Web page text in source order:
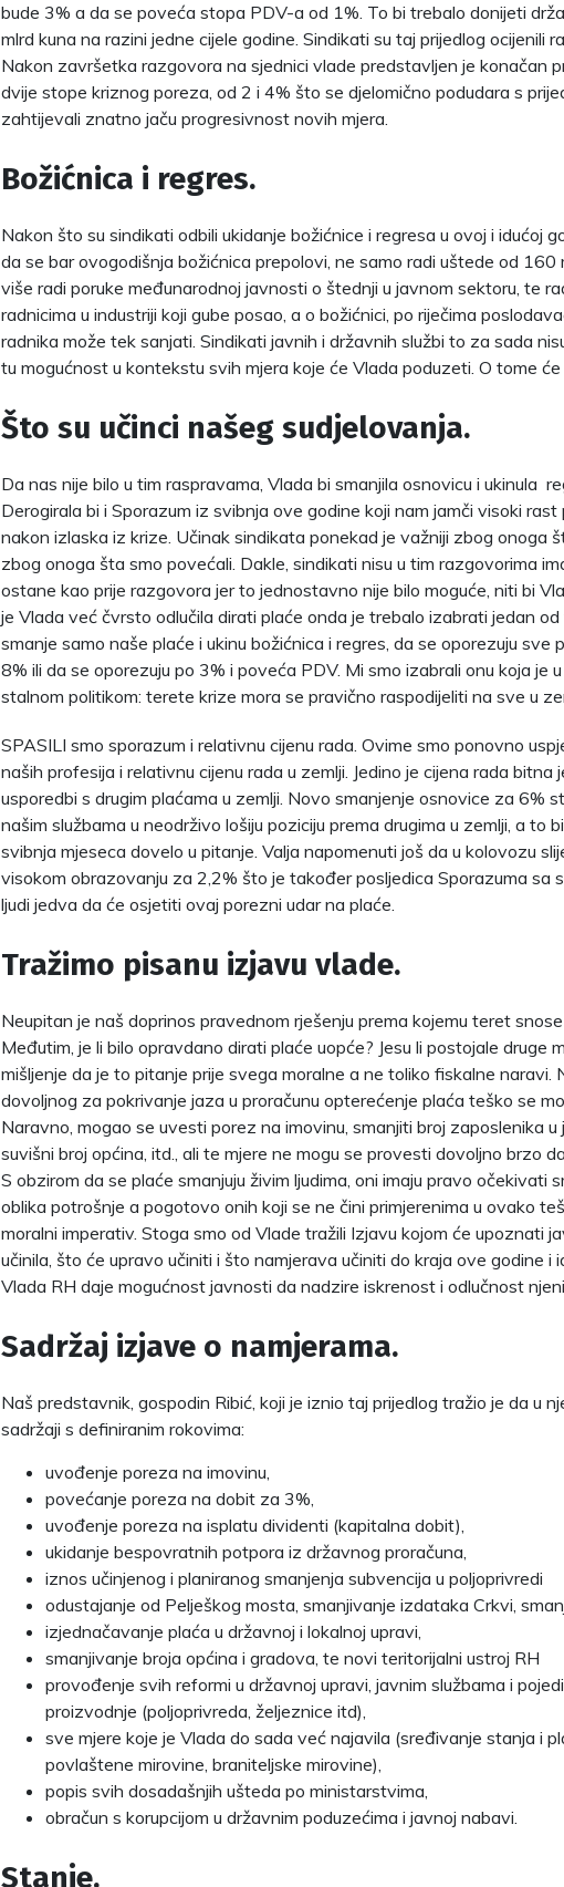
bude 3% a da se poveća stopa PDV-a od 1%. To bi trebalo donijeti
mlrd kuna na razini jedne cijele godine. Sindikati su taj prijedlog ocijenili
Nakon završetka razgovora na sjednici vlade predstavljen je konačan
dvije stope kriznog poreza, od 2 i 4% što se djelomično podudara s
zahtijevali znatno jaču progresivnost novih mjera.
Božićnica i regres.
Nakon što su sindikati odbili ukidanje božićnice i regresa u ovoj i idućoj
da se bar ovogodišnja božićnica prepolovi, ne samo radi uštede od 160
više radi poruke međunarodnoj javnosti o štednji u javnom sektoru, te
radnicima u industriji koji gube posao, a o božićnici, po riječima
radnika može tek sanjati. Sindikati javnih i državnih službi to za sada
tu mogućnost u kontekstu svih mjera koje će Vlada poduzeti. O tome
Što su učinci našeg sudjelovanja.
Da nas nije bilo u tim raspravama, Vlada bi smanjila osnovicu i ukinula
Derogirala bi i Sporazum iz svibnja ove godine koji nam jamči visoki
nakon izlaska iz krize. Učinak sindikata ponekad je važniji zbog onoga
zbog onoga šta smo povećali. Dakle, sindikati nisu u tim razgovorima
ostane kao prije razgovora jer to jednostavno nije bilo moguće, niti bi
je Vlada već čvrsto odlučila dirati plaće onda je trebalo izabrati jedan od
smanje samo naše plaće i ukinu božićnica i regres, da se oporezuju sve
8% ili da se oporezuju po 3% i poveća PDV. Mi smo izabrali onu koja je
stalnom politikom: terete krize mora se pravično raspodijeliti na sve u
SPASILI smo sporazum i relativnu cijenu rada. Ovime smo ponovno
naših profesija i relativnu cijenu rada u zemlji. Jedino je cijena rada bitna
usporedbi s drugim plaćama u zemlji. Novo smanjenje osnovice za 6%
našim službama u neodrživo lošiju poziciju prema drugima u zemlji, a to
svibnja mjeseca dovelo u pitanje. Valja napomenuti još da u kolovozu
visokom obrazovanju za 2,2% što je također posljedica Sporazuma sa
ljudi jedva da će osjetiti ovaj porezni udar na plaće.
Tražimo pisanu izjavu vlade.
Neupitan je naš doprinos pravednom rješenju prema kojemu teret
Međutim, je li bilo opravdano dirati plaće uopće? Jesu li postojale druge
mišljenje da je to pitanje prije svega moralne a ne toliko fiskalne naravi.
dovoljnog za pokrivanje jaza u proračunu opterećenje plaća teško se
Naravno, mogao se uvesti porez na imovinu, smanjiti broj zaposlenika u
suvišni broj općina, itd., ali te mjere ne mogu se provesti dovoljno brzo
S obzirom da se plaće smanjuju živim ljudima, oni imaju pravo očekivati
oblika potrošnje a pogotovo onih koji se ne čini primjerenima u ovako
moralni imperativ. Stoga smo od Vlade tražili Izjavu kojom će upoznati
učinila, što će upravo učiniti i što namjerava učiniti do kraja ove godine i
Vlada RH daje mogućnost javnosti da nadzire iskrenost i odlučnost
Sadržaj izjave o namjerama.
Naš predstavnik, gospodin Ribić, koji je iznio taj prijedlog tražio je da u
sadržaji s definiranim rokovima:
uvođenje poreza na imovinu,
povećanje poreza na dobit za 3%,
uvođenje poreza na isplatu dividenti (kapitalna dobit),
ukidanje bespovratnih potpora iz državnog proračuna,
iznos učinjenog i planiranog smanjenja subvencija u poljoprivredi
odustajanje od Pelješkog mosta, smanjivanje izdataka Crkvi,
izjednačavanje plaća u državnoj i lokalnoj upravi,
smanjivanje broja općina i gradova, te novi teritorijalni ustroj RH
provođenje svih reformi u državnoj upravi, javnim službama i
proizvodnje (poljoprivreda, željeznice itd),
sve mjere koje je Vlada do sada već najavila (sređivanje stanja i
povlaštene mirovine, braniteljske mirovine),
popis svih dosadašnjih ušteda po ministarstvima,
obračun s korupcijom u državnim poduzećima i javnoj nabavi.
Stanje.